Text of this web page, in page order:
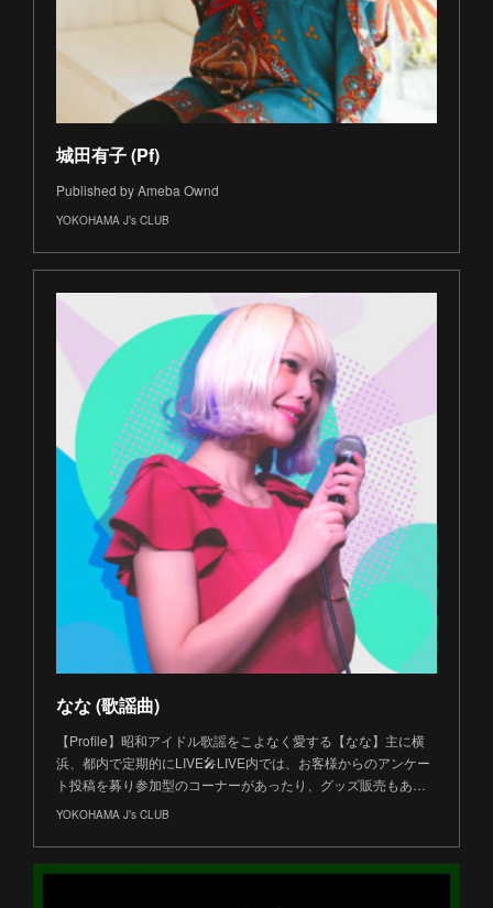
城田有子 (Pf)
Published by Ameba Ownd
YOKOHAMA J’s CLUB
なな (歌謡曲)
【Profile】昭和アイドル歌謡をこよなく愛する【なな】主に横
浜、都内で定期的にLIVE🎤LIVE内では、お客様からのアンケー
ト投稿を募り参加型のコーナーがあったり、グッズ販売もあ…
YOKOHAMA J’s CLUB